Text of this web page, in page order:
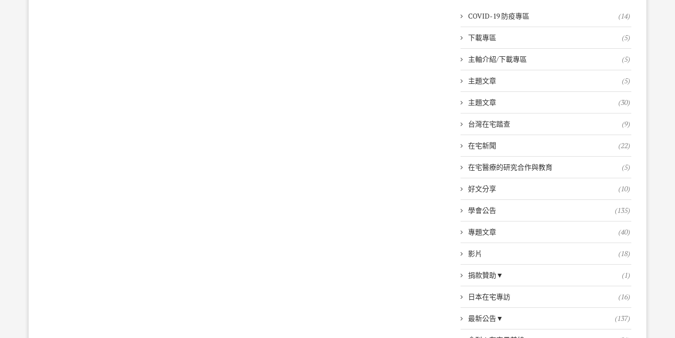
COVID-19 防疫專區 (14)
下載專區 (5)
主軸介紹/下載專區 (5)
主題文章 (5)
主題文章 (30)
台灣在宅踏查 (9)
在宅新聞 (22)
在宅醫療的研究合作與教育 (5)
好文分享 (10)
學會公告 (135)
專題文章 (40)
影片 (18)
捐款贊助▼ (1)
日本在宅專訪 (16)
最新公告▼ (137)